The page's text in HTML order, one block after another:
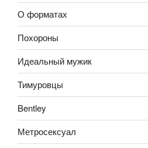
О форматах
Похороны
Идеальный мужик
Тимуровцы
Bentley
Метросексуал